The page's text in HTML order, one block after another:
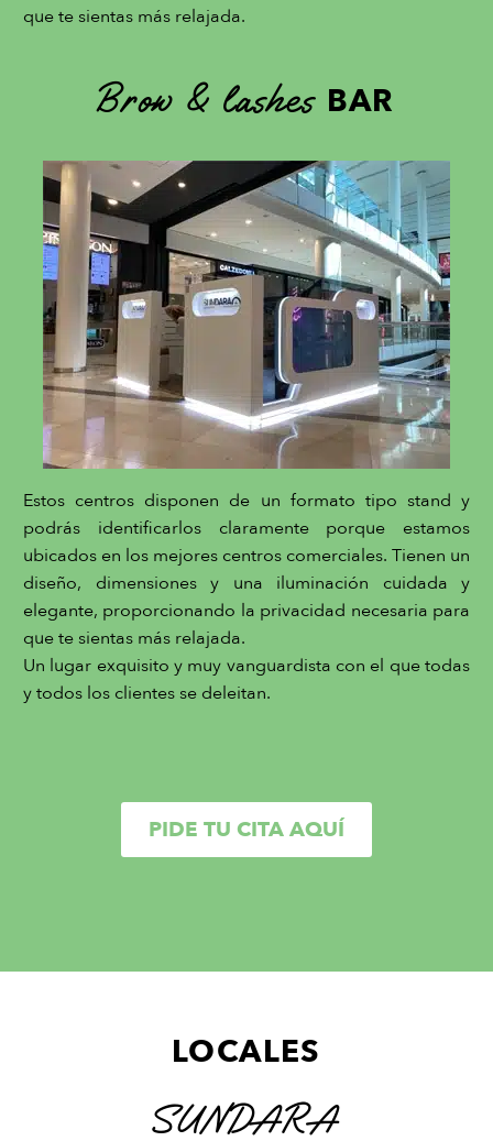
que te sientas más relajada.
Brow & lashes BAR
Estos centros disponen de un formato tipo stand y
podrás identificarlos claramente porque estamos
ubicados en los mejores centros comerciales. Tienen un
diseño, dimensiones y una iluminación cuidada y
elegante, proporcionando la privacidad necesaria para
que te sientas más relajada.
Un lugar exquisito y muy vanguardista con el que todas
y todos los clientes se deleitan.
PIDE TU CITA AQUÍ
LOCALES
SUNDARA